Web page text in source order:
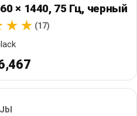
× 1440, 75 Гц, черный
(17)
Jbl